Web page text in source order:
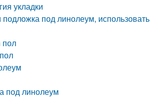
укладки
под линолеум, использовать
пол
под линолеум